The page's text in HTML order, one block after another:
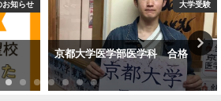
お知らせ 大学受験
京都大学医学部医学科 合格